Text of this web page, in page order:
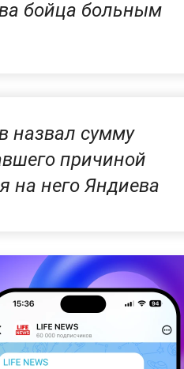
бойца больным
назвал сумму
причиной
на него Яндиева